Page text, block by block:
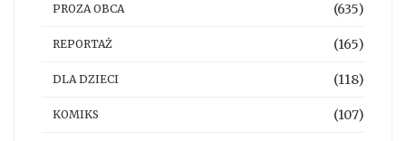
PROZA OBCA (635)
REPORTAŻ (165)
DLA DZIECI (118)
KOMIKS (107)